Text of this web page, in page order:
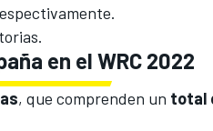
en el WRC 2022
, que comprenden un total